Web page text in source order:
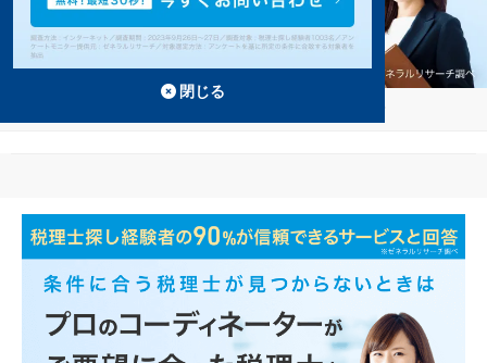
閉じる